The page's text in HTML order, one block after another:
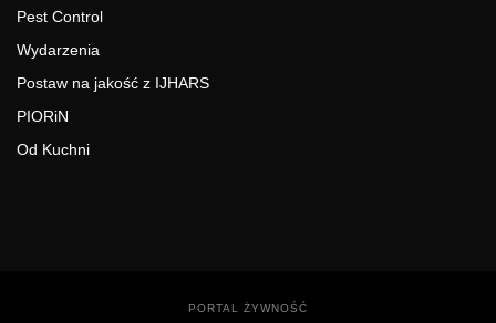
Pest Control
Wydarzenia
Postaw na jakość z IJHARS
PIORiN
Od Kuchni
PORTAL ŻYWNOŚĆ